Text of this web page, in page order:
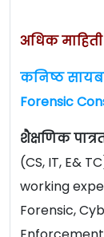
अधिक
कनिष्ठ
Forensic
शैक्षणिक
(CS, IT, E&
working
Forensic,